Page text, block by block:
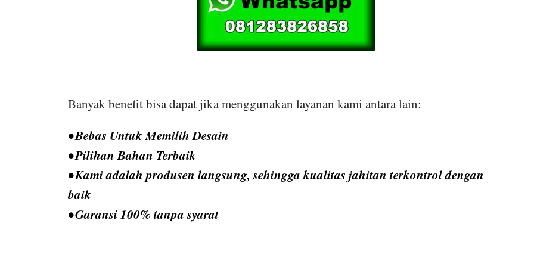
Banyak benefit bisa dapat jika menggunakan layanan kami antara lain:
• Bebas Untuk Memilih Desain
• Pilihan Bahan Terbaik
• Kami adalah produsen langsung, sehingga kualitas jahitan terkontrol dengan
baik
• Garansi 100% tanpa syarat